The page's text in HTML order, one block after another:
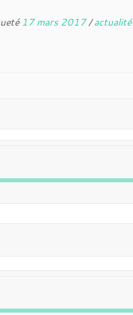
17 mars 2017/actualité